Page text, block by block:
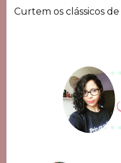
Curtem os clássicos de